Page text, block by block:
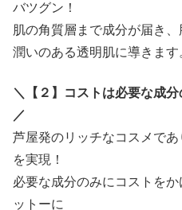
バツグン！
肌の角質層まで成分が届き
潤いのある透明肌に導きます
＼【２】コストは必要な成
／
芦屋発のリッチなコスメで
を実現！
必要な成分のみにコストを
ットーに